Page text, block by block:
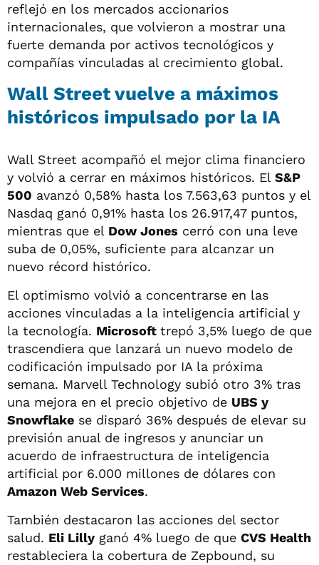
reflejó en los mercados accionarios
internacionales, que volvieron a mostrar una
fuerte demanda por activos tecnológicos y
compañías vinculadas al crecimiento global.
Wall Street vuelve a máximos
históricos impulsado por la IA
Wall Street acompañó el mejor clima financiero
y volvió a cerrar en máximos históricos. El S&P
500 avanzó 0,58% hasta los 7.563,63 puntos y el
Nasdaq ganó 0,91% hasta los 26.917,47 puntos,
mientras que el Dow Jones cerró con una leve
suba de 0,05%, suficiente para alcanzar un
nuevo récord histórico.
El optimismo volvió a concentrarse en las
acciones vinculadas a la inteligencia artificial y
la tecnología. Microsoft trepó 3,5% luego de que
trascendiera que lanzará un nuevo modelo de
codificación impulsado por IA la próxima
semana. Marvell Technology subió otro 3% tras
una mejora en el precio objetivo de UBS y
Snowflake se disparó 36% después de elevar su
previsión anual de ingresos y anunciar un
acuerdo de infraestructura de inteligencia
artificial por 6.000 millones de dólares con
Amazon Web Services.
También destacaron las acciones del sector
salud. Eli Lilly ganó 4% luego de que CVS Health
restableciera la cobertura de Zepbound, su